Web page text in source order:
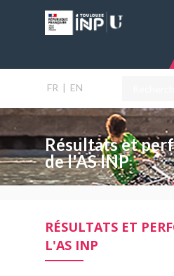
FR | EN
Résultats et
de l'AS INP
RÉSULTATS ET
L'AS INP